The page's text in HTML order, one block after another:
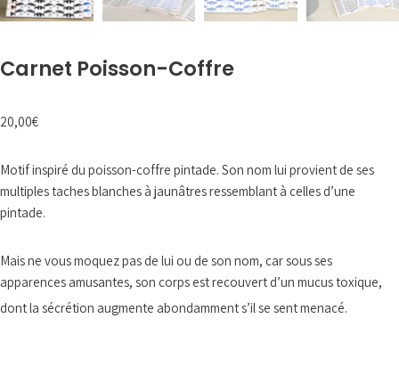
Carnet Poisson-Coffre
20,00€
Motif inspiré du poisson-coffre pintade. Son nom lui provient de ses
multiples taches blanches à jaunâtres ressemblant à celles d’une
pintade.
Mais ne vous moquez pas de lui ou de son nom, car sous ses
apparences amusantes, son corps est recouvert d’un mucus toxique,
dont la sécrétion augmente abondamment s’il se sent menacé.